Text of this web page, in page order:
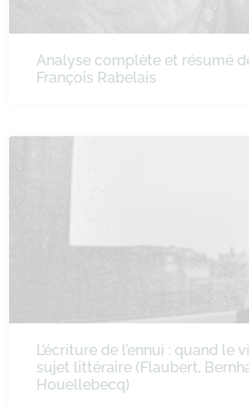
Analyse complète et résumé
François Rabelais
L’écriture de l’ennui : quand le
sujet littéraire (Flaubert,
Houellebecq)